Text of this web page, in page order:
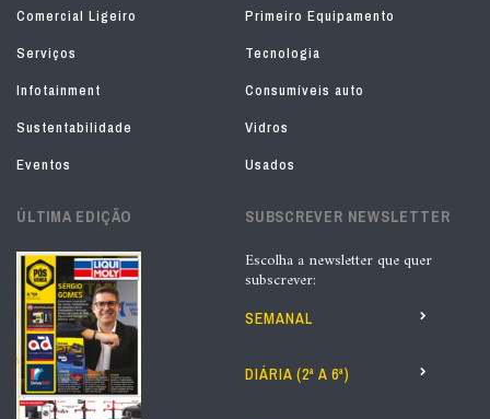
Comercial Ligeiro
Primeiro Equipamento
Serviços
Tecnologia
Infotainment
Consumíveis auto
Sustentabilidade
Vidros
Eventos
Usados
ÚLTIMA EDIÇÃO SUBSCREVER NEWSLETTER
Escolha a newsletter que quer
subscrever:
SEMANAL
DIÁRIA (2ª A 6ª)